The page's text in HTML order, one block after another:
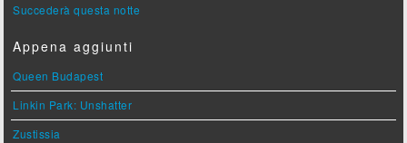
Succederà questa notte
Appena aggiunti
Queen Budapest
Linkin Park: Unshatter
Zustissia